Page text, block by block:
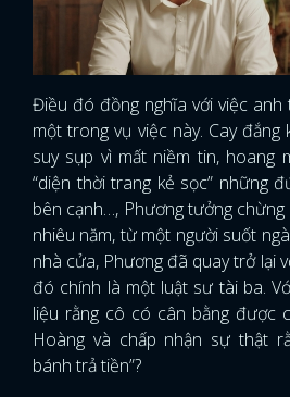
Điều đó đồng nghĩa với việc
một trong vụ việc này. Cay đắng
suy sụp vì mất niềm tin, hoang
“diện thời trang kẻ sọc” những
bên cạnh…, Phương tưởng chừng
nhiêu năm, từ một người suốt
nhà cửa, Phương đã quay trở lại
đó chính là một luật sư tài ba.
liệu rằng cô có cân bằng được
Hoàng và chấp nhận sự thật
bánh trả tiền”?